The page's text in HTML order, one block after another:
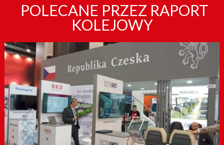
POLECANE PRZEZ RAPORT
KOLEJOWY